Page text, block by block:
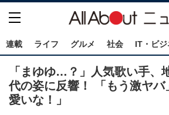
連載 ライフ グルメ 社会 IT・ビジ
「まゆゆ…？」人気歌い手、
代の姿に反響！ 「もう激ヤバ
愛いな！」